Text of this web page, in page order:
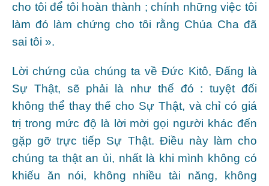
cho tôi để tôi hoàn thành ; chính những việc tôi
làm đó làm chứng cho tôi rằng Chúa Cha đã
sai tôi ».
Lời chứng của chúng ta về Đức Kitô, Đấng là
Sự Thật, sẽ phải là như thế đó : tuyệt đối
không thể thay thế cho Sự Thật, và chỉ có giá
trị trong mức độ là lời mời gọi người khác đến
gặp gỡ trực tiếp Sự Thật. Điều này làm cho
chúng ta thật an ủi, nhất là khi mình không có
khiếu ăn nói, không nhiều tài năng, không